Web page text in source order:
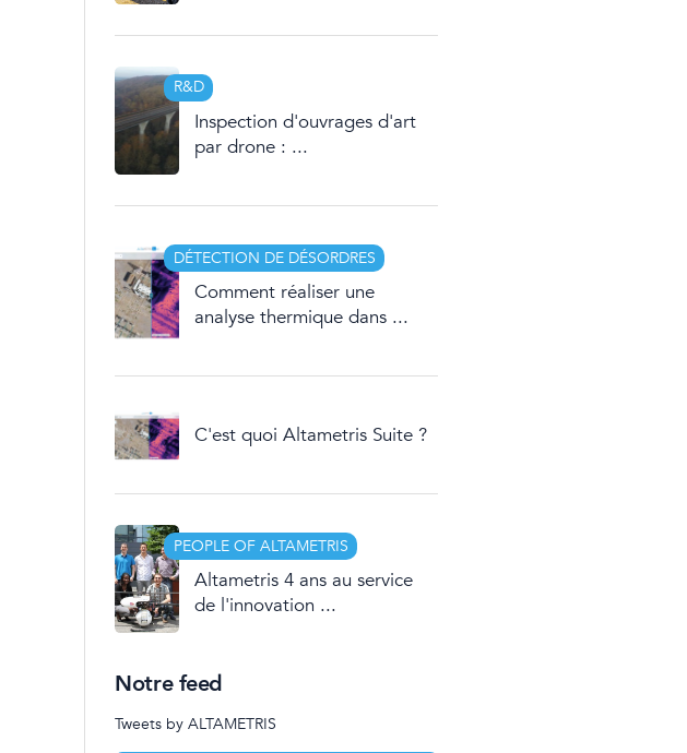
R&D
Inspection d'ouvrages d'art
par drone : ...
DÉTECTION DE DÉSORDRES
Comment réaliser une
analyse thermique dans ...
C'est quoi Altametris Suite ?
PEOPLE OF ALTAMETRIS
Altametris 4 ans au service
de l'innovation ...
Notre feed
Tweets by ALTAMETRIS